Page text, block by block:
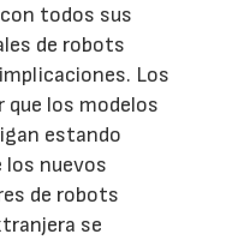
todos sus
de robots
Los
que los modelos
estando
los nuevos
de robots
se